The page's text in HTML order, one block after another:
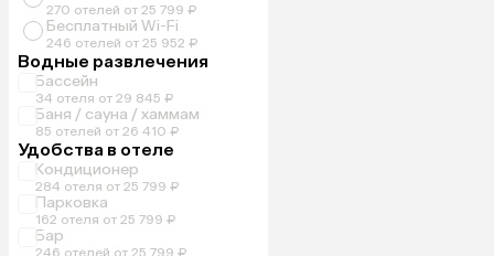
270 отелей от 25 799 ₽
Бесплатный Wi-Fi
246 отелей от 25 952 ₽
Водные развлечения
Бассейн
34 отеля от 29 845 ₽
Баня / сауна / хаммам
85 отелей от 26 410 ₽
Удобства в отеле
Кондиционер
284 отеля от 25 799 ₽
Парковка
162 отеля от 25 799 ₽
Бар
246 отелей от 25 799 ₽